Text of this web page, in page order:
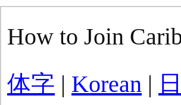
How to Join
体字 | Korean |